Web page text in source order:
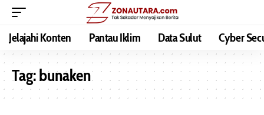
Jelajahi Konten Pantau Iklim Data Sulut Cyber
Tag:bunaken